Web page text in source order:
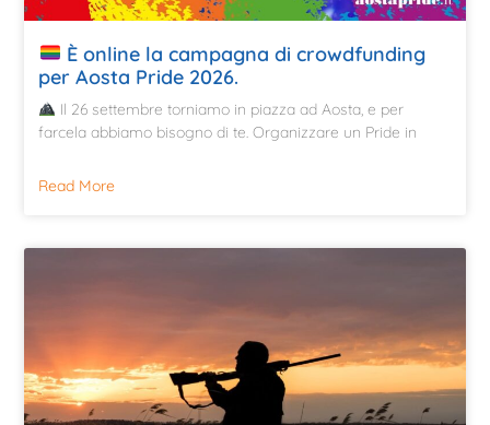
È online la campagna di crowdfunding
per Aosta Pride 2026.
Il 26 settembre torniamo in piazza ad Aosta, e per
farcela abbiamo bisogno di te. Organizzare un Pride in
Read More